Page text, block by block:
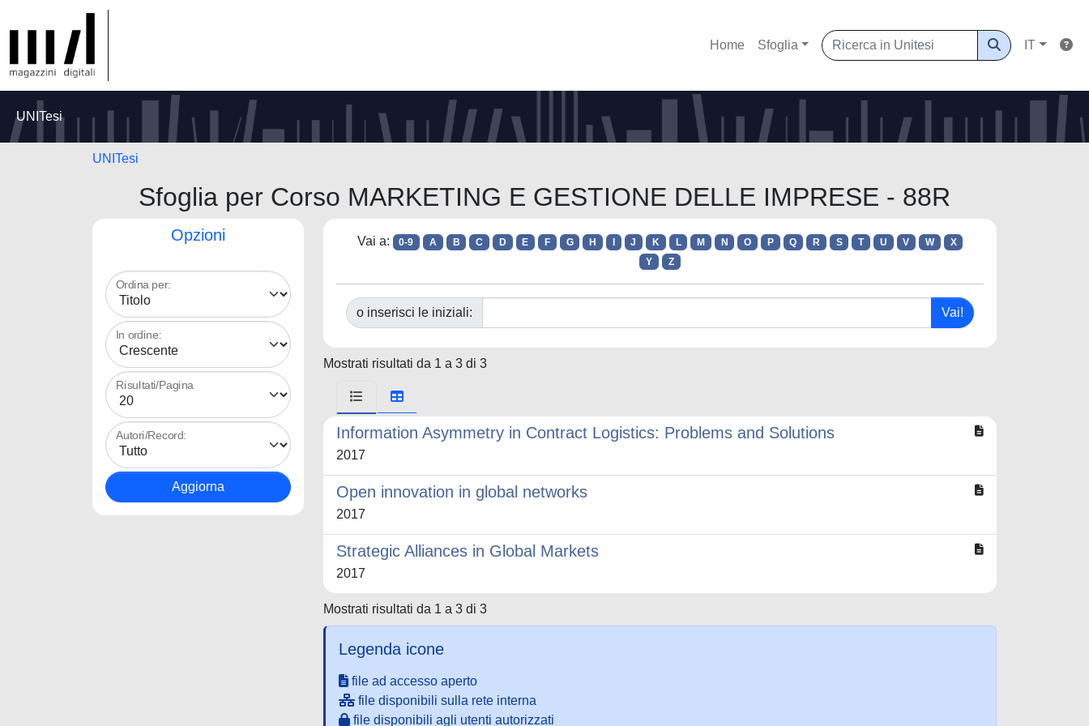
Home Sfoglia IT
UNITesi
UNITesi
Sfoglia per Corso MARKETING E GESTIONE DELLE IMPRESE - 88R
Opzioni
Ordina per:
In ordine:
Risultati/Pagina
Autori/Record:
Vai a: 0-9 A B C D E F G H J K L M N O P Q R S T U V W
X
Y
Z
o inserisci le iniziali:
Mostrati risultati da 1 a 3 di 3
Information Asymmetry in Contract Logistics: Problems and Solutions
2017
Open innovation in global networks
2017
Strategic Alliances in Global Markets
2017
Mostrati risultati da 1 a 3 di 3
Legenda icone
file ad accesso aperto
file disponibili sulla rete interna
file disponibili agli utenti autorizzati